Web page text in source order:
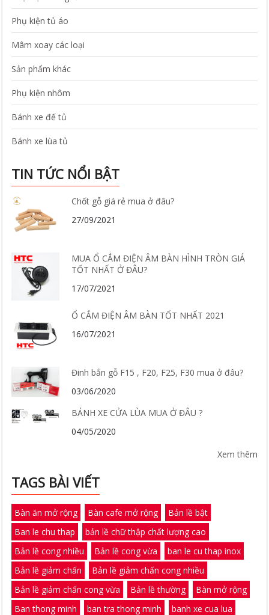
Phụ kiện tủ áo
Mâm xoay các loại
Sản phẩm khác
Phụ kiện nhôm
Bánh xe đế tủ
Bánh xe lùa tủ
TIN TỨC NỔI BẬT
Chốt gỗ giá rẻ mua ở đâu?
27/09/2021
MUA Ổ CẮM ĐIỆN ÂM BÀN HÌNH TRÒN GIÁ
TỐT NHẤT Ở ĐÂU?
17/07/2021
Ổ CẮM ĐIỆN ÂM BÀN TỐT NHẤT 2021
16/07/2021
Đinh bắn gỗ F15 , F20, F25, F30 mua ở đâu?
03/06/2020
BÁNH XE CỬA LÙA MUA Ở ĐÂU ?
04/05/2020
Xem thêm
TAGS BÀI VIẾT
Bàn ăn mở rộng Bàn cafe mở rộng
Bản lề bật
Ban le chu thap
bản lề chữ thập chất lượng cao
Bản lề cong nhiều
Bản lề cong vừa
ban le cu thap inox
Bản lề giảm chấn
Bản lề giảm chấn cong nhiều
Bản lề giảm chấn cong vừa
Bản lề thường
Bàn mở rộng
Ban thong minh
ban tra thong minh
banh xe cua lua